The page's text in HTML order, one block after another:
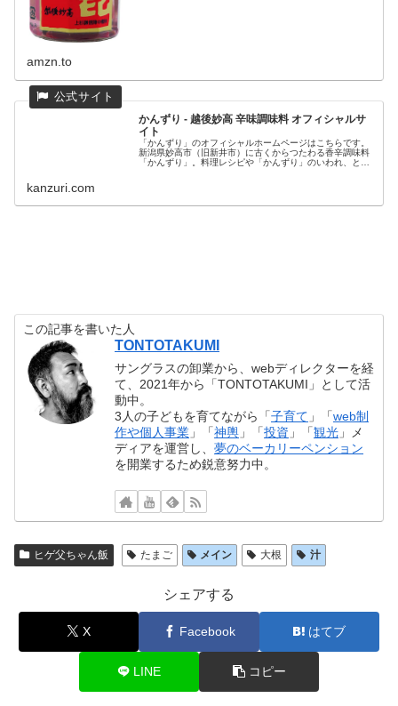
amzn.to
かんずり - 越後妙高 辛味調味料 オフィシャルサ
イト
「かんずり」のオフィシャルホームページはこちらです。
新潟県妙高市（旧新井市）に古くからつたわる香辛調味料
「かんずり」。料理レシピや「かんずり」のいわれ、とう
kanzuri.com
この記事を書いた人
TONTOTAKUMI
サングラスの卸業から、webディレクターを経
て、2021年から「TONTOTAKUMI」として活
動中。
3人の子どもを育てながら「子育て 」「web制
作や個人事業 」「神輿 」「投資 」「観光 」メ
ディアを運営し、夢のベーカリーペンション
を開業するため鋭意努力中。
ヒゲ父ちゃん飯 たまご メイン 大根 汁
シェアする
X Facebook はてブ
LINE コピー